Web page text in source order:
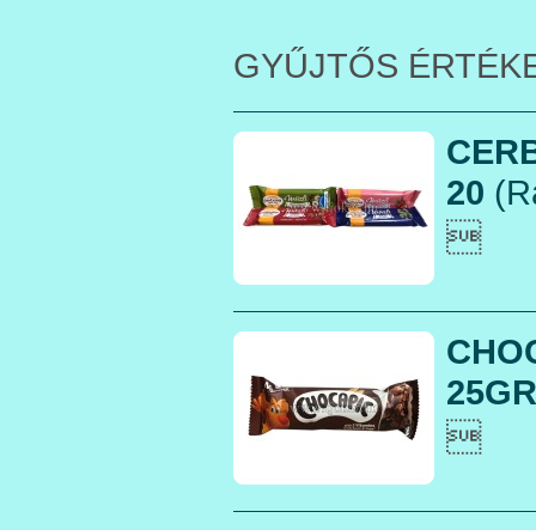
GYŰJTŐS
20

